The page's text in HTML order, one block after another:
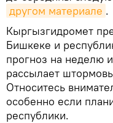
другом материале .
Кыргызгидромет
Бишкеке и
прогноз на неделю
рассылает
Относитесь
особенно если
республики.